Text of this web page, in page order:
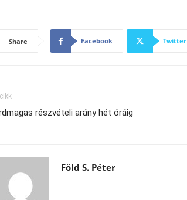
Share Facebook Twitter
részvételi arány hét óráig
Föld S. Péter